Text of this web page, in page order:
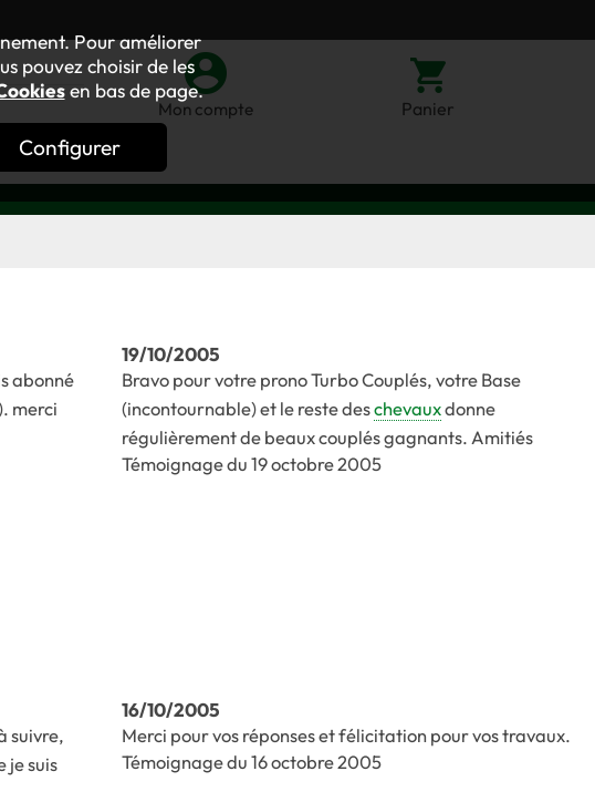
Pour améliorer
pouvez choisir de les
en bas de page.
Configurer
Mon compte Panier
abonné
merci
19/10/2005
Bravo pour votre prono Turbo Couplés, votre Base
(incontournable) et le reste deschevauxdonne
régulièrement de beaux couplés gagnants. Amitiés
Témoignage du 19 octobre 2005
suivre,
je suis
16/10/2005
Merci pour vos réponses et félicitation pour vos travaux.
Témoignage du 16 octobre 2005